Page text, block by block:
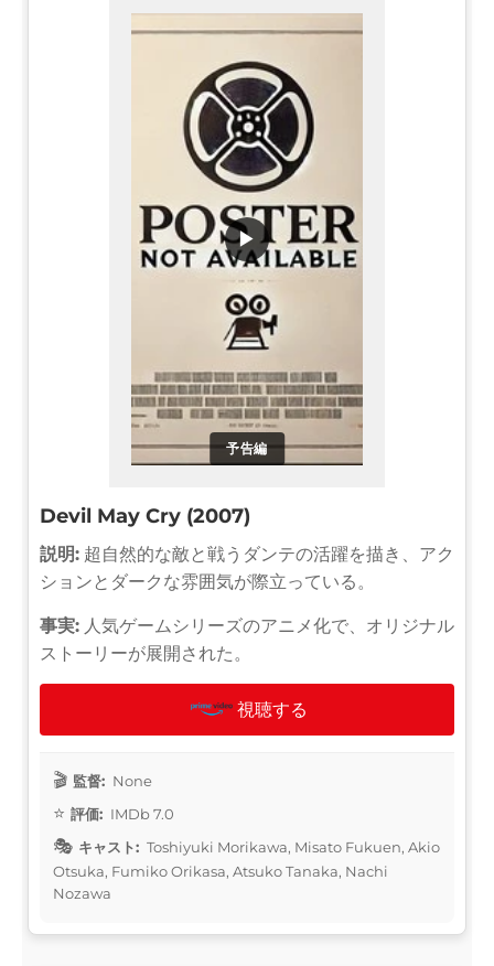
予告編
▶
Devil May Cry (2007)
説明: 超自然的な敵と戦うダンテの活躍を描き、アク
ションとダークな雰囲気が際立っている。
事実: 人気ゲームシリーズのアニメ化で、オリジナル
ストーリーが展開された。
視聴する
監督: None
評価: IMDb 7.0
キャスト: Toshiyuki Morikawa, Misato Fukuen, Akio
Otsuka, Fumiko Orikasa, Atsuko Tanaka, Nachi
Nozawa